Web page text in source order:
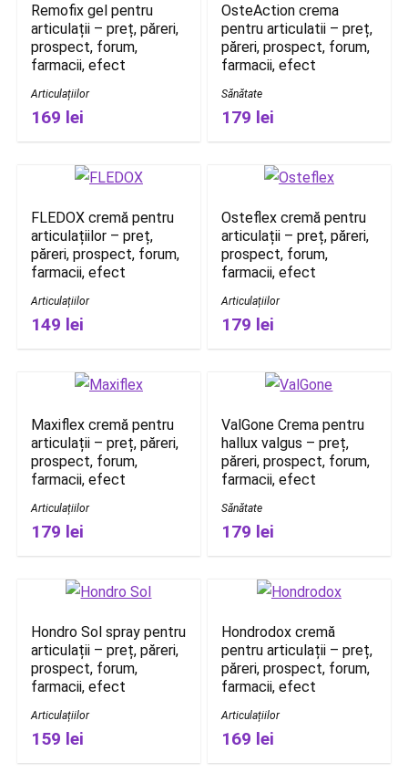
Remofix gel pentru
articulații – preț, păreri,
prospect, forum,
farmacii, efect
Articulațiilor
169 lei
OsteAction crema
pentru articulatii – preț,
păreri, prospect, forum,
farmacii, efect
Sănătate
179 lei
FLEDOX cremă pentru
articulațiilor – preț,
păreri, prospect, forum,
farmacii, efect
Articulațiilor
149 lei
Osteflex cremă pentru
articulații – preț, păreri,
prospect, forum,
farmacii, efect
Articulațiilor
179 lei
Maxiflex cremă pentru
articulații – preț, păreri,
prospect, forum,
farmacii, efect
Articulațiilor
179 lei
ValGone Crema pentru
hallux valgus – preț,
păreri, prospect, forum,
farmacii, efect
Sănătate
179 lei
Hondro Sol spray pentru
articulații – preț, păreri,
prospect, forum,
farmacii, efect
Articulațiilor
159 lei
Hondrodox cremă
pentru articulații – preț,
păreri, prospect, forum,
farmacii, efect
Articulațiilor
169 lei